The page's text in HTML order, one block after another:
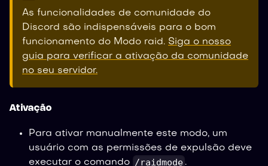
As funcionalidades de comunidade do
Discord são indispensáveis para o bom
funcionamento do Modo raid. Siga o nosso
guia para verificar a ativação da comunidade
no seu servidor.
Ativação
Para ativar manualmente este modo, um
usuário com as permissões de expulsão deve
executar o comando /raidmode .